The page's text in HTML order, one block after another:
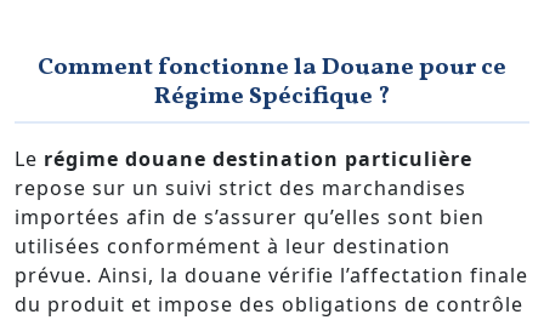
Comment fonctionne la Douane pour ce
Régime Spécifique ?
Le régime douane destination particulière
repose sur un suivi strict des marchandises
importées afin de s’assurer qu’elles sont bien
utilisées conformément à leur destination
prévue. Ainsi, la douane vérifie l’affectation finale
du produit et impose des obligations de contrôle